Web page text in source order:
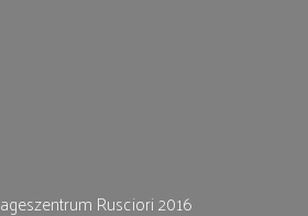
Rusciori 2016